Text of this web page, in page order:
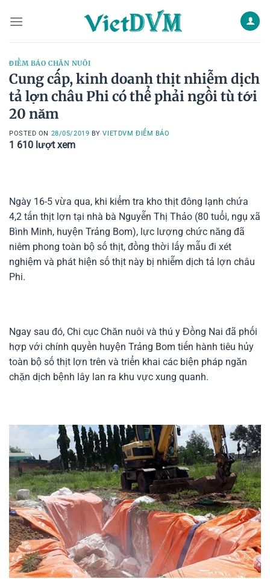
ĐIỂM BÁO CHĂN NUÔI
Cung cấp, kinh doanh thịt nhiễm dịch
tả lợn châu Phi có thể phải ngồi tù tới
20 năm
POSTED ON 28/05/2019 BYVIETDVM ĐIỂM BÁO
1 610 lượt xem
Ngày 16-5 vừa qua, khi kiểm tra kho thịt đông lạnh chứa
4,2 tấn thịt lợn tại nhà bà Nguyễn Thị Thảo (80 tuổi, ngụ xã
Bình Minh, huyện Trảng Bom), lực lượng chức năng đã
niêm phong toàn bộ số thịt, đồng thời lấy mẫu đi xét
nghiệm và phát hiện số thịt này bị nhiễm dịch tả lợn châu
Phi.
Ngay sau đó, Chi cục Chăn nuôi và thú y Đồng Nai đã phối
hợp với chính quyền huyện Trảng Bom tiến hành tiêu hủy
toàn bộ số thịt lợn trên và triển khai các biện pháp ngăn
chặn dịch bệnh lây lan ra khu vực xung quanh.